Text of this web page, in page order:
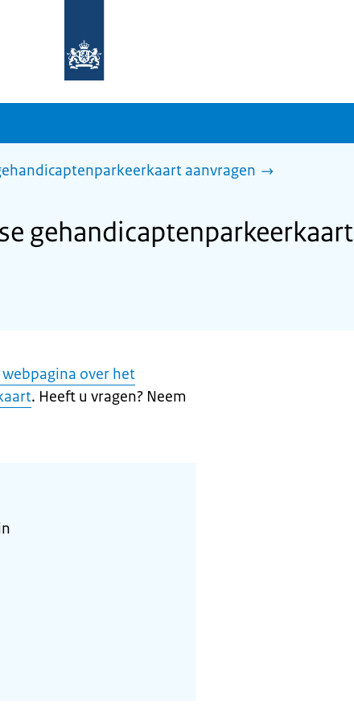
homepage
sdg.rijksoverheid.nl
aanvragen
gehandicaptenparkeerkaart
webpagina over het
. Heeft u vragen? Neem